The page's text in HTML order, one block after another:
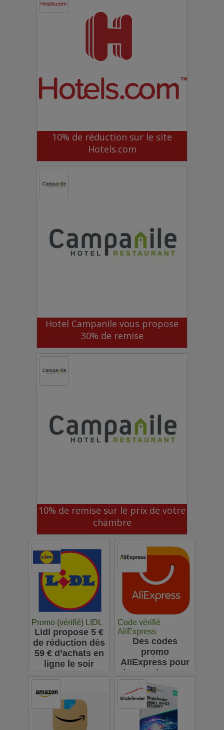
10% de réduction sur le site
Hotels.com
Hotel Campanile vous propose
30% de remise
10% de remise sur le prix de votre
chambre
Promo (vérifié) LIDL
Lidl propose 5 €
de réduction dès
59 € d’achats en
ligne le soir
Code vérifié
AliExpress
Des codes
promo
AliExpress pour
économiser sur
vos achats en
ligne : jusqu'à
63€